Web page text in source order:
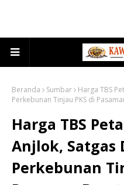
Beranda Sumbar
Harga TBS
Perkebunan Tinjau PKS di
Harga TBS
Anjlok, Satgas
Perkebunan